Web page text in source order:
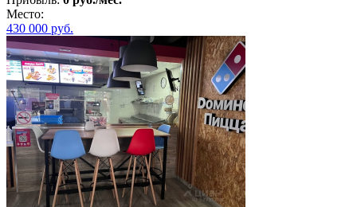
Место:
430 000 руб.